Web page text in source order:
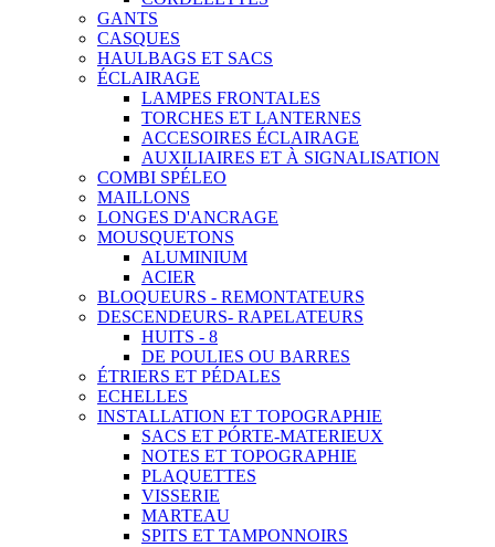
GANTS
CASQUES
HAULBAGS ET SACS
ÉCLAIRAGE
LAMPES FRONTALES
TORCHES ET LANTERNES
ACCESOIRES ÉCLAIRAGE
AUXILIAIRES ET À SIGNALISATION
COMBI SPÉLEO
MAILLONS
LONGES D'ANCRAGE
MOUSQUETONS
ALUMINIUM
ACIER
BLOQUEURS - REMONTATEURS
DESCENDEURS- RAPELATEURS
HUITS - 8
DE POULIES OU BARRES
ÉTRIERS ET PÉDALES
ECHELLES
INSTALLATION ET TOPOGRAPHIE
SACS ET PÓRTE-MATERIEUX
NOTES ET TOPOGRAPHIE
PLAQUETTES
VISSERIE
MARTEAU
SPITS ET TAMPONNOIRS